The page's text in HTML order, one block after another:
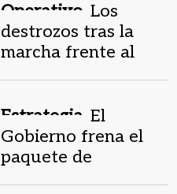
Operativo. Los
destrozos tras la
marcha frente al
Estrategia. El
Gobierno frena el
paquete de